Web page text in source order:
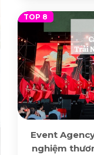
Event
nghiệm